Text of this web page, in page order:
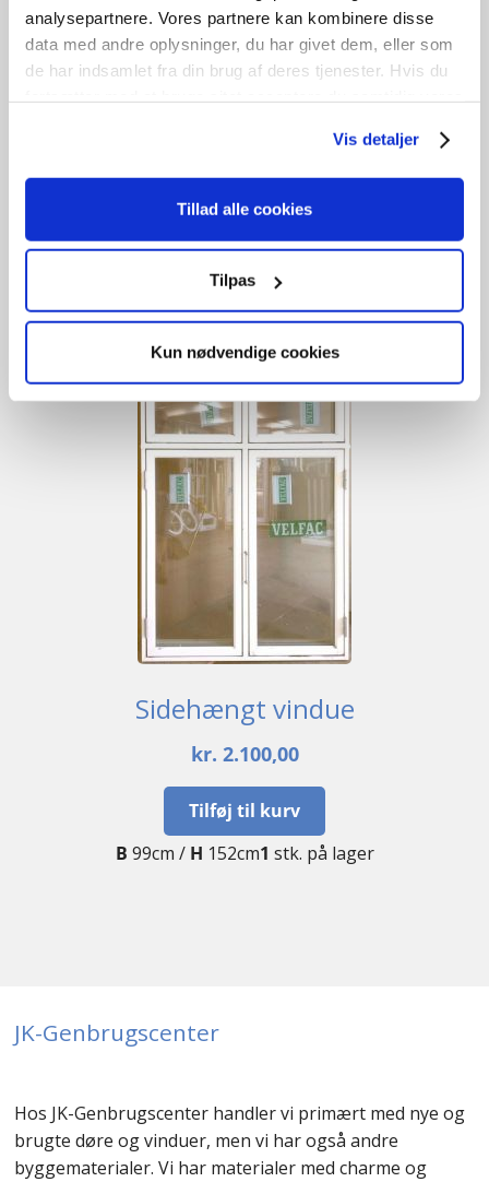
analysepartnere. Vores partnere kan kombinere disse
data med andre oplysninger, du har givet dem, eller som
de har indsamlet fra din brug af deres tjenester. Hvis du
Vis detaljer
Tillad alle cookies
Tilpas
Kun nødvendige cookies
Fastkarm Velfac – træ/alu
Tilføj til kurv
/H107cm /L244cm1stk. på lager
Sidehængt vindue
kr. 2.100,00
Tilføj til kurv
B 99cm / H 152cm1 stk. på lager
JK-Genbrugscenter
Hos JK-Genbrugscenter handler vi primært med nye og
brugte døre og vinduer, men vi har også andre
byggematerialer. Vi har materialer med charme og